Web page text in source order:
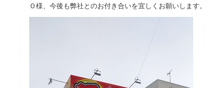
Ｏ様、今後も弊社とのお付き合いを宜しくお願いします。